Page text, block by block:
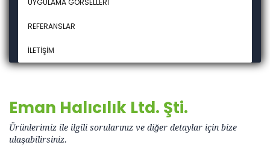
UYGULAMA GÖRSELLERI
REFERANSLAR
İLETIŞIM
Eman Halıcılık Ltd. Şti.
Ürünlerimiz ile ilgili sorularınız ve diğer detaylar için bize
ulaşabilirsiniz.